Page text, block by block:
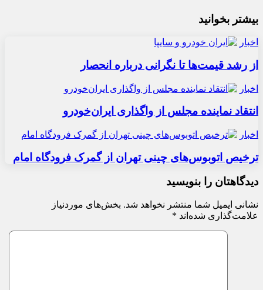
بیشتر بخوانید
اخبار
از رشد قیمت‌ها تا نگرانی درباره انحصار
اخبار
انتقاد نماینده مجلس از واگذاری ایران‌خودرو
اخبار
ترخیص اتوبوس‌های چینی تهران از گمرک فرودگاه امام
دیدگاهتان را بنویسید
نشانی ایمیل شما منتشر نخواهد شد. بخش‌های موردنیاز
علامت‌گذاری شده‌اند *